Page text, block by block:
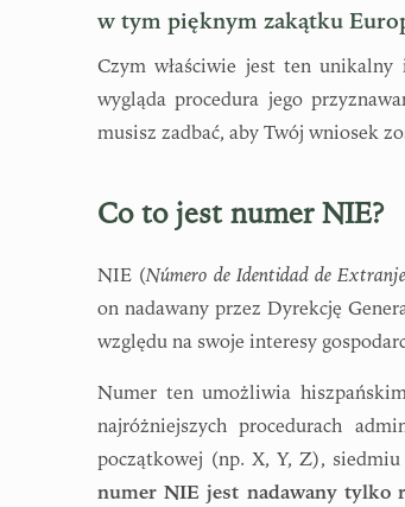
w tym pięknym zakątku
Czym właściwie jest ten
wygląda procedura jego
musisz zadbać, aby Twój wniosek
Co to jest numer NIE?
NIE (Número de Identidad de
on nadawany przez Dyrekcję
względu na swoje interesy
Numer ten umożliwia
najróżniejszych procedurach
początkowej (np. X, Y, Z),
numer NIE jest nadawany tylko